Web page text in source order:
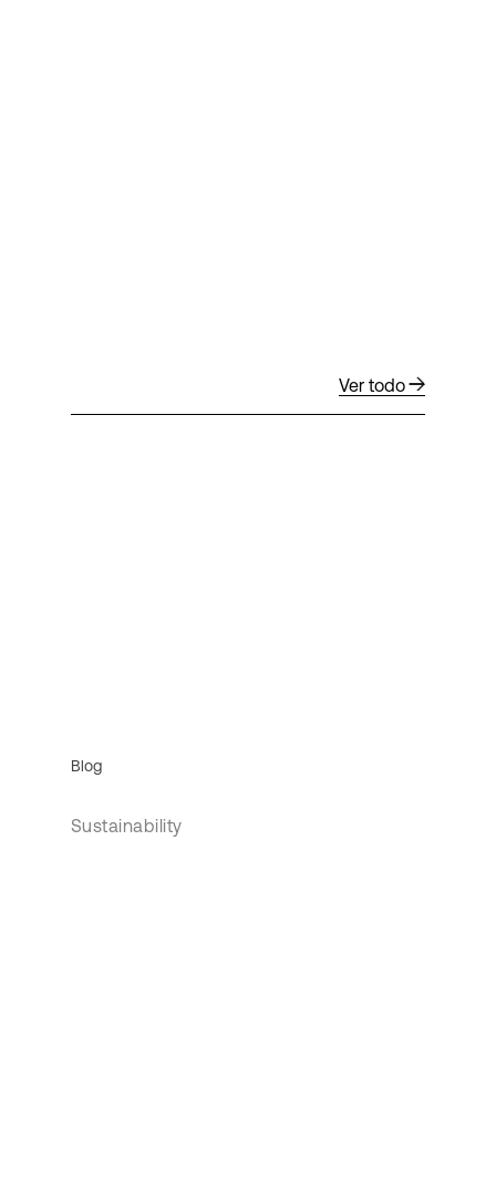
Ver todo
Blog
Sustainability